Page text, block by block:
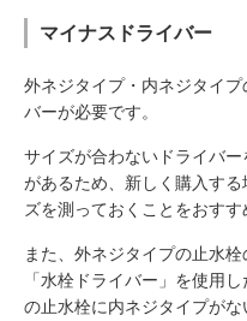
マイナスドライバー
外ネジタイプ・内ネジタイ
バーが必要です。
サイズが合わないドライバ
があるため、新しく購入す
ズを測っておくことをおすす
また、外ネジタイプの止水
「水栓ドライバー」を使用
の止水栓に内ネジタイプが